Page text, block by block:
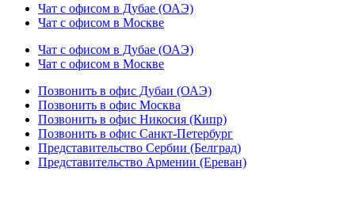
Чат с офисом в Дубае (ОАЭ)
Чат с офисом в Москве
Чат с офисом в Дубае (ОАЭ)
Чат с офисом в Москве
Позвонить в офис Дубаи (ОАЭ)
Позвонить в офис Москва
Позвонить в офис Никосия (Кипр)
Позвонить в офис Санкт-Петербург
Представительство Сербии (Белград)
Представительство Армении (Ереван)